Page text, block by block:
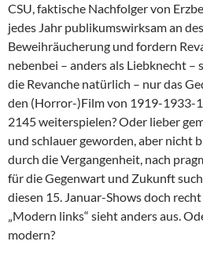
CSU, faktische Nachfolger von
jedes Jahr publikumswirksam an
Beweihräucherung und fordern
nebenbei – anders als Liebknecht
die Revanche natürlich – nur das
den (Horror-)Film von 1919-1933-
2145 weiterspielen? Oder lieber
und schlauer geworden, aber nicht
durch die Vergangenheit, nach
für die Gegenwart und Zukunft
diesen 15. Januar-Shows doch
„Modern links“ sieht anders aus.
modern?